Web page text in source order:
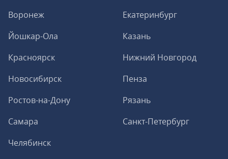
Воронеж
Екатеринбург
Йошкар-Ола
Казань
Красноярск
Нижний Новгород
Новосибирск
Пенза
Ростов-на-Дону
Рязань
Самара
Санкт-Петербург
Челябинск